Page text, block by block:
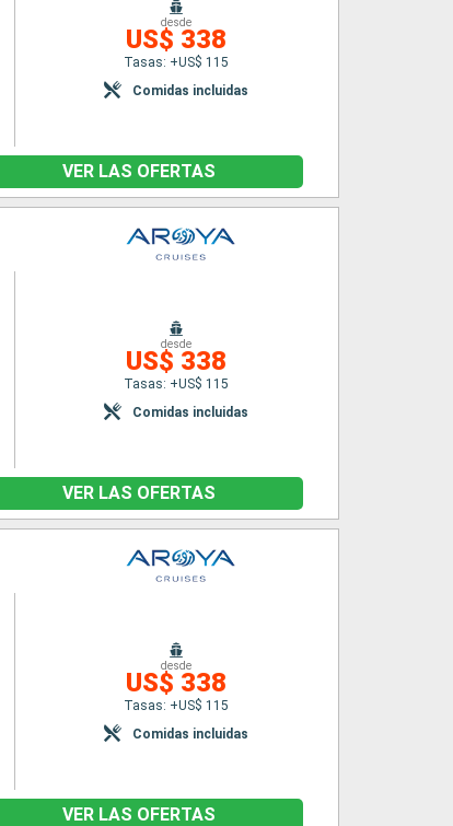
desde
US$ 338
Tasas: +US$ 115
Comidas incluidas
VER LAS OFERTAS
desde
US$ 338
Tasas: +US$ 115
Comidas incluidas
VER LAS OFERTAS
desde
US$ 338
Tasas: +US$ 115
Comidas incluidas
VER LAS OFERTAS